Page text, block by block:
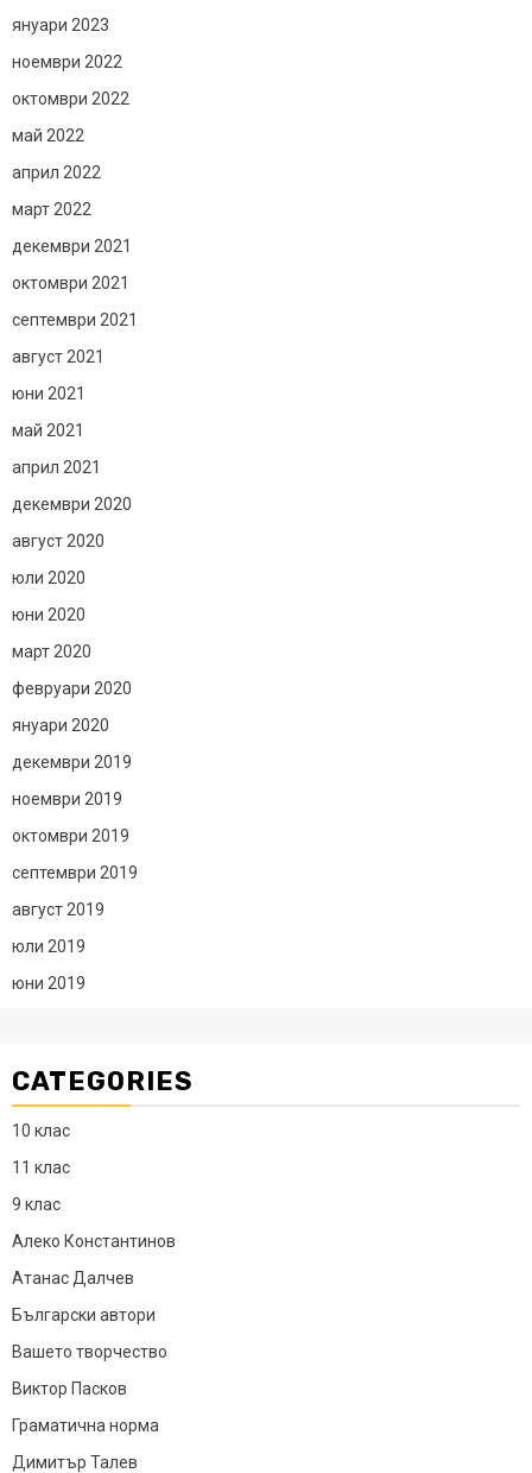
януари 2023
ноември 2022
октомври 2022
май 2022
април 2022
март 2022
декември 2021
октомври 2021
септември 2021
август 2021
юни 2021
май 2021
април 2021
декември 2020
август 2020
юли 2020
юни 2020
март 2020
февруари 2020
януари 2020
декември 2019
ноември 2019
октомври 2019
септември 2019
август 2019
юли 2019
юни 2019
CATEGORIES
10 клас
11 клас
9 клас
Алеко Константинов
Атанас Далчев
Български автори
Вашето творчество
Виктор Пасков
Граматична норма
Димитър Талев